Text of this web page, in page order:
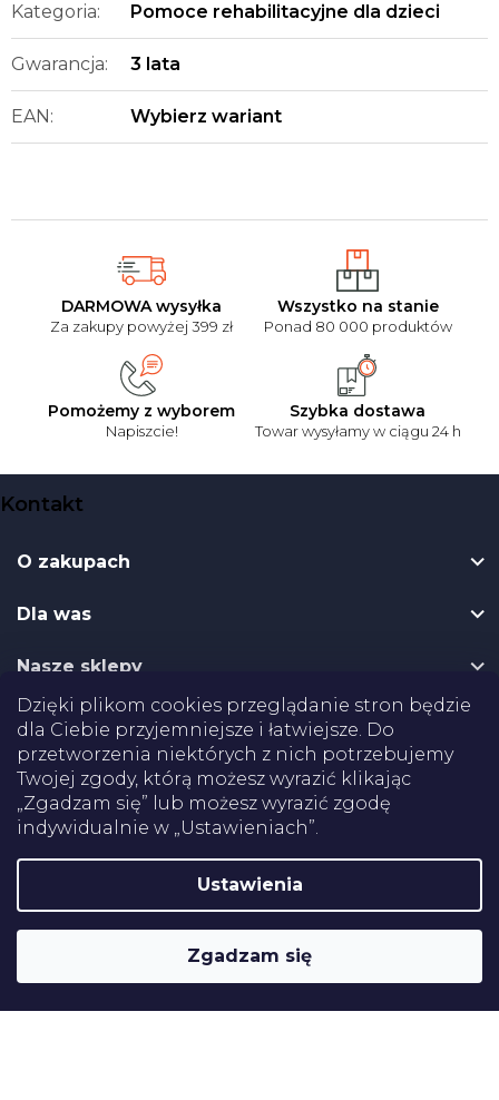
Dzięki plikom cookies przeglądanie stron będzie
dla Ciebie przyjemniejsze i łatwiejsze. Do
przetworzenia niektórych z nich potrzebujemy
Twojej zgody, którą możesz wyrazić klikając
„Zgadzam się” lub możesz wyrazić zgodę
indywidualnie w „Ustawieniach”.
Ustawienia
Zgadzam się
DARMOWA wysyłka
Za zakupy powyżej 399 zł
Wszystko na stanie
Ponad 80 000 produktów
Pomożemy z wyborem
Napiszcie!
Szybka dostawa
Towar wysyłamy w ciągu 24 h
Kategoria: Pomoce rehabilitacyjne dla dzieci
Gwarancja: 3 lata
EAN: Wybierz wariant
t
Kontakt
O zakupach
Dla was
Nasze sklepy
Certifikaty
Dostawa
Płatności
Pomoce rehabilitacyjne
Edytuj ustawienia plików cookie